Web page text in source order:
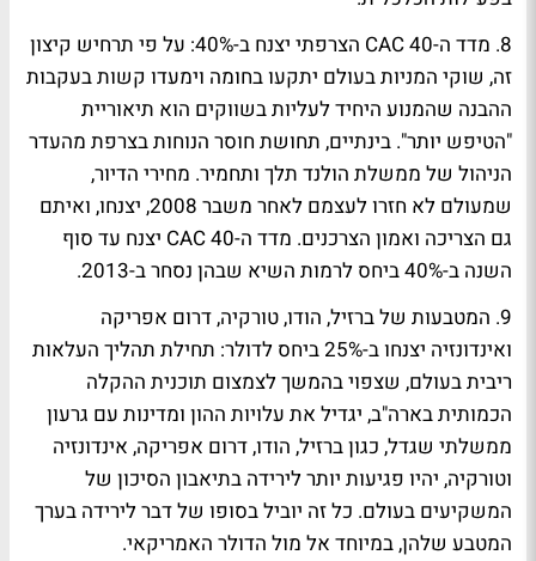
8. מדד ה-CAC 40 הצרפתי יצנח ב-40%:
על פי תרחיש קיצון
זה, שוקי המניות בעולם יתקעו בחומה וימעדו קשות בעקבות
ההבנה שהמנוע היחיד לעליות בשווקים הוא תיאוריית
"הטיפש יותר". בינתיים, תחושת חוסר הנוחות בצרפת מהעדר
הניהול של ממשלת הולנד תלך ותחמיר. מחירי הדיור,
שמעולם לא חזרו לעצמם לאחר משבר 2008, יצנחו, ואיתם
גם הצריכה ואמון הצרכנים. מדד ה-CAC 40 יצנח עד סוף
השנה ב-40% ביחס לרמות השיא שבהן נסחר ב-2013.
9. המטבעות של ברזיל, הודו, טורקיה, דרום אפריקה
ואינדונזיה יצנחו ב-25% ביחס לדולר:
תחילת תהליך העלאות
ריבית בעולם, שצפוי בהמשך לצמצום תוכנית ההקלה
הכמותית בארה"ב, יגדיל את עלויות ההון ומדינות עם גרעון
ממשלתי שגדל, כגון ברזיל, הודו, דרום אפריקה, אינדונזיה
וטורקיה, יהיו פגיעות יותר לירידה בתיאבון הסיכון של
המשקיעים בעולם. כל זה יוביל בסופו של דבר לירידה בערך
המטבע שלהן, במיוחד אל מול הדולר האמריקאי.